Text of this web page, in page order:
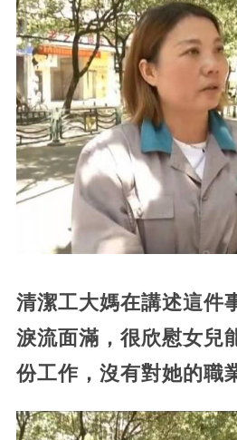
清潔工大媽在講述這件
淚流面滿，很欣慰女兒
份工作，沒有對她的職